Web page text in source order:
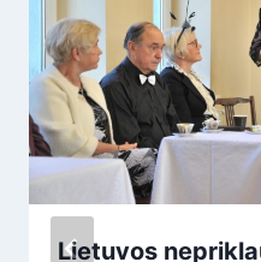
Lietuvos